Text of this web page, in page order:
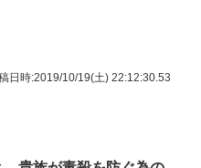
日時:2019/10/19(土) 22:12:30.53